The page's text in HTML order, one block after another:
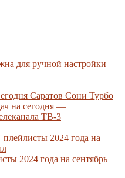
для ручной настройки
Саратов Сони Турбо
на сегодня —
ТВ-3
2024 года на
2024 года на сентябрь